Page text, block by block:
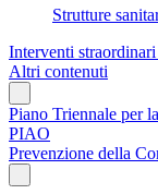
Strutture
Interventi
Altri contenuti
Piano Triennale per
PIAO
Prevenzione della